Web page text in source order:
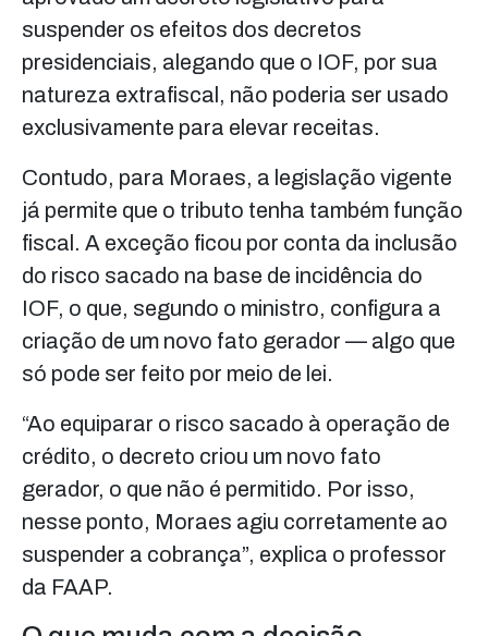
suspender os efeitos dos decretos
presidenciais, alegando que o IOF, por sua
natureza extrafiscal, não poderia ser usado
exclusivamente para elevar receitas.
Contudo, para Moraes, a legislação vigente
já permite que o tributo tenha também função
fiscal. A exceção ficou por conta da inclusão
do risco sacado na base de incidência do
IOF, o que, segundo o ministro, configura a
criação de um novo fato gerador — algo que
só pode ser feito por meio de lei.
“Ao equiparar o risco sacado à operação de
crédito, o decreto criou um novo fato
gerador, o que não é permitido. Por isso,
nesse ponto, Moraes agiu corretamente ao
suspender a cobrança”, explica o professor
da FAAP.